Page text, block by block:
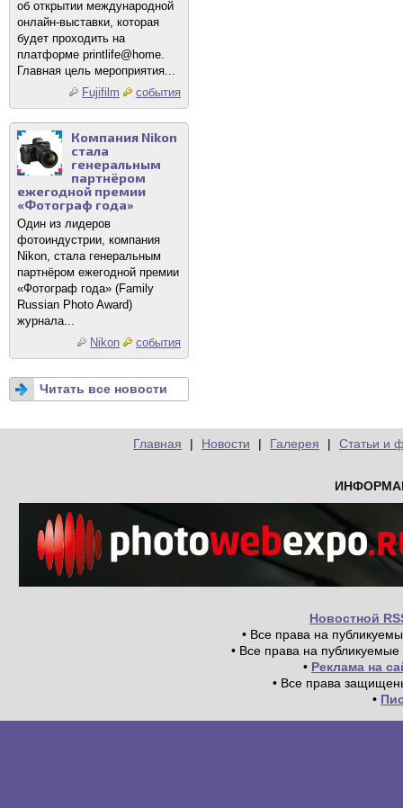
об открытии международной
онлайн-выставки, которая
будет проходить на
платформе printlife@home.
Главная цель мероприятия...
Fujifilm
события
Компания Nikon
стала
генеральным
партнёром
ежегодной премии
«Фотограф года»
Один из лидеров
фотоиндустрии, компания
Nikon, стала генеральным
партнёром ежегодной премии
«Фотограф года» (Family
Russian Photo Award)
журнала...
Nikon
события
Читать все новости
Главная | Новости | Галерея | Статьи и
Новостной
• Все права на
• Все права на
• Реклама на
• Все права
•